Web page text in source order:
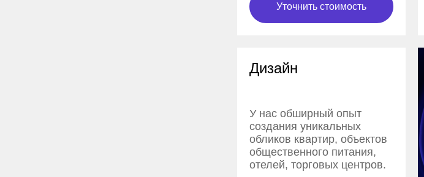
Уточнить стоимость
Дизайн
У нас обширный опыт
создания уникальных
обликов квартир, объектов
общественного питания,
отелей, торговых центров.